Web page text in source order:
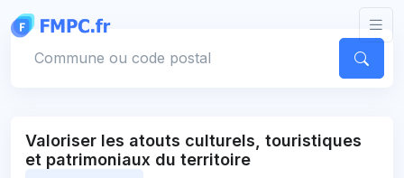
Valoriser les atouts culturels, touristiques
et patrimoniaux du territoire
Panneau de gestion des cookies